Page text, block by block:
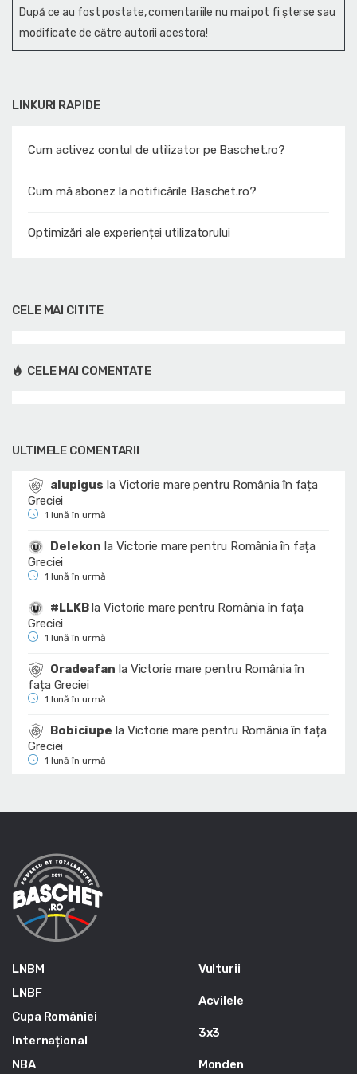
LINKURI RAPIDE
Cum activez contul de utilizator pe Baschet.ro?
Cum mă abonez la notificările Baschet.ro?
Optimizări ale experienței utilizatorului
După ce au fost postate, comentariile nu mai pot fi șterse sau
modificate de către autorii acestora!
CELE MAI CITITE
CELE MAI COMENTATE
ULTIMELE COMENTARII
alupigus la Victorie mare pentru România în fața
Greciei
1 lună în urmă
Delekon la Victorie mare pentru România în fața
Greciei
1 lună în urmă
#LLKBlaVictorie mare pentru România în fața
Greciei
1 lună în urmă
Oradeafan la Victorie mare pentru România în
fața Greciei
1 lună în urmă
Bobiciupe la Victorie mare pentru România în fața
Greciei
1 lună în urmă
LNBM
LNBF
Cupa României
Internațional
NBA
Vulturii
Acvilele
3x3
Monden